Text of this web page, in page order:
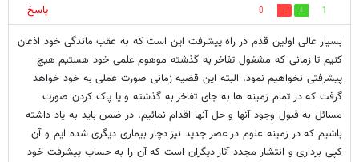
1
0
پاسخ
بسیار عالی اولین قدم در راه پیشرفت این است که به عقب ماندگی خود اذعان
کنیم تا زمانی که مشغول تفاخر به گذشته موهوم علمی خود هستیم هیچ
پیشرفتی نخواهیم نمود. البته این قضیه زمانی صورت عملی به خود خواهد
گرفت که در تمام زمینه ها به جای تفاخر به گذشته و یا پاک کردن صورت
مسائل به قبول وجود آنها و حل آنها اقدام نمائیم. در ضمن باید به یاد داشته
باشیم که در زمینه علوم در عصر جدید نیز دچار بیماری دیگری شده ایم و آن
کپی برداری و انتشار مجدد آثار دیگران است که آن را به حساب پیشرفت خود